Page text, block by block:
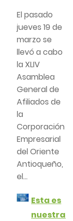
El pasado
jueves 19 de
marzo se
llevó a cabo
la XLIV
Asamblea
General de
Afiliados de
la
Corporación
Empresarial
del Oriente
Antioqueño,
el...
Esta es
nuestra